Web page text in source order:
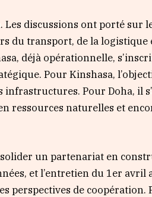
Les discussions ont porté sur
du transport, de la logistique
déjà opérationnelle,
Pour Kinshasa,
Pour Doha, il
ressources naturelles et
un partenariat en
et l’entretien du 1er avril
perspectives de coopération.